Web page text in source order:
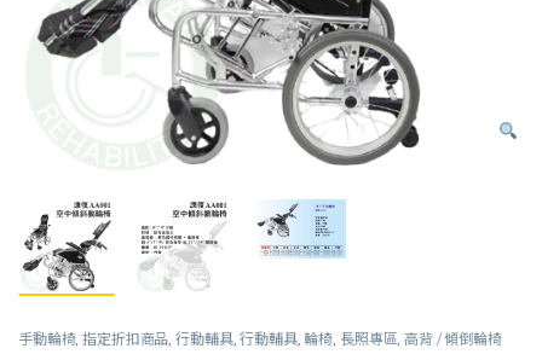
手動輪椅,指定折扣商品,行動輔具,行動輔具,輪椅, 長照專區,高背 / 傾倒輪椅